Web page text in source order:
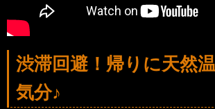
渋滞回避！帰りに天然
気分♪